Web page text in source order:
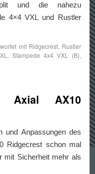
und die nahezu
4×4 VXL und Rustler
mit Ridgecrest, Rustler
,Stampede 4x4 VXL (B),
Axial AX10
und Anpassungen des
Ridgecrest schon mal
mit Sicherheit mehr als